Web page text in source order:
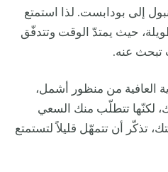
إلى بودابست. لذا استمتع
حيث يمتدّ الوقت وتتدفّق
تبحث عنه.
العافية من منظور أشمل،
لكنّها تتطلّب منك السعي
تذكّر أن تتمهّل قليلاً لتستمتع